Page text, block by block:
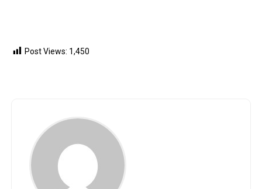
Post Views: 1,450